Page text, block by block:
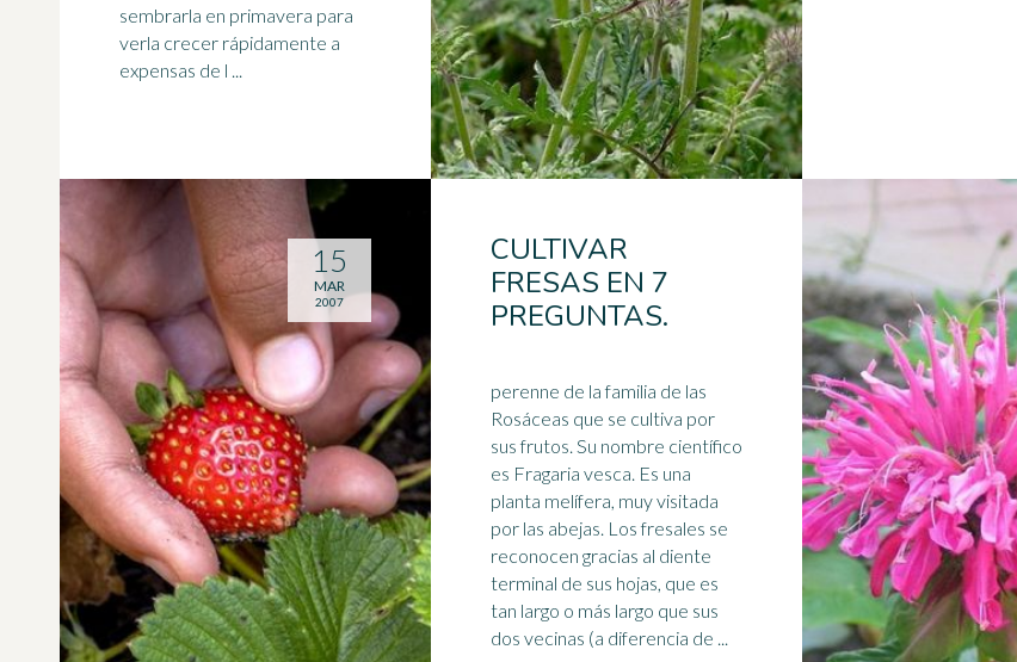
sembrarla en primavera para
verla crecer rápidamente a
expensas de l ...
CULTIVAR
FRESAS EN 7
PREGUNTAS.
perenne de la familia de las
Rosáceas que se cultiva por
sus frutos. Su nombre científico
es Fragaria vesca. Es una
planta melífera, muy visitada
por las abejas. Los fresales se
reconocen gracias al diente
terminal de sus hojas, que es
tan largo o más largo que sus
dos vecinas (a diferencia de ...
15
MAR
2007